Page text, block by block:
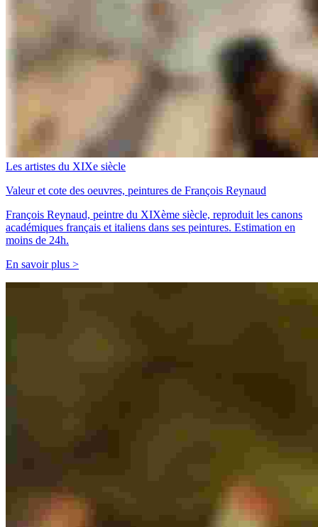
Les artistes du XIXe siècle
Valeur et cote des oeuvres, peintures de François Reynaud
François Reynaud, peintre du XIXème siècle, reproduit les canons
académiques français et italiens dans ses peintures. Estimation en
moins de 24h.
En savoir plus >